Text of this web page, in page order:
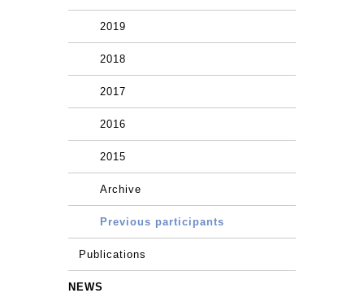
2019
2018
2017
2016
2015
Archive
Previous participants
Publications
NEWS